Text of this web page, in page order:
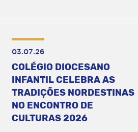
03.07.26
COLÉGIO DIOCESANO
INFANTIL CELEBRA AS
TRADIÇÕES NORDESTINAS
NO ENCONTRO DE
CULTURAS 2026